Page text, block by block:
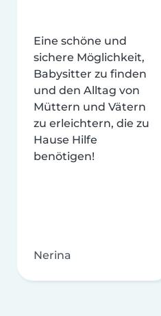
Eine schöne und
sichere Möglichkeit,
Babysitter zu finden
und den Alltag von
Müttern und Vätern
zu erleichtern, die zu
Hause Hilfe
benötigen!
Nerina